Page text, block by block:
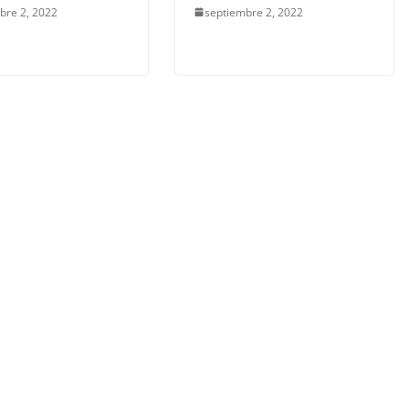
2, 2022 septiembre 2, 2022